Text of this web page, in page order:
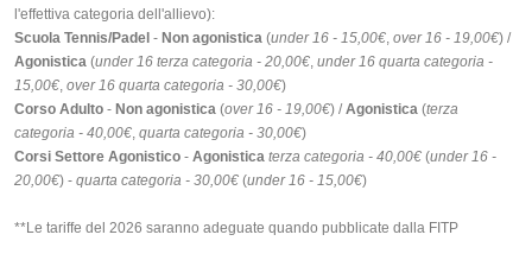
l'effettiva categoria dell'allievo):
Scuola Tennis/Padel - Non agonistica (under 16 - 15,00€, over 16 - 19,00€) /
Agonistica (under 16 terza categoria - 20,00€, under 16 quarta categoria -
15,00€, over 16 quarta categoria - 30,00€)
Corso Adulto - Non agonistica (over 16 - 19,00€) /Agonistica (terza
categoria - 40,00€, quarta categoria - 30,00€)
Corsi Settore Agonistico - Agonistica terza categoria - 40,00€ (under 16 -
20,00€) - quarta categoria - 30,00€ (under 16 - 15,00€)
**Le tariffe del 2026 saranno adeguate quando pubblicate dalla FITP